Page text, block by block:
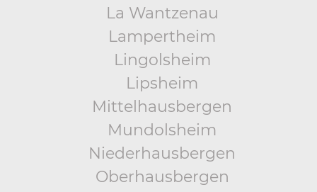
La Wantzenau
Lampertheim
Lingolsheim
Lipsheim
Mittelhausbergen
Mundolsheim
Niederhausbergen
Oberhausbergen